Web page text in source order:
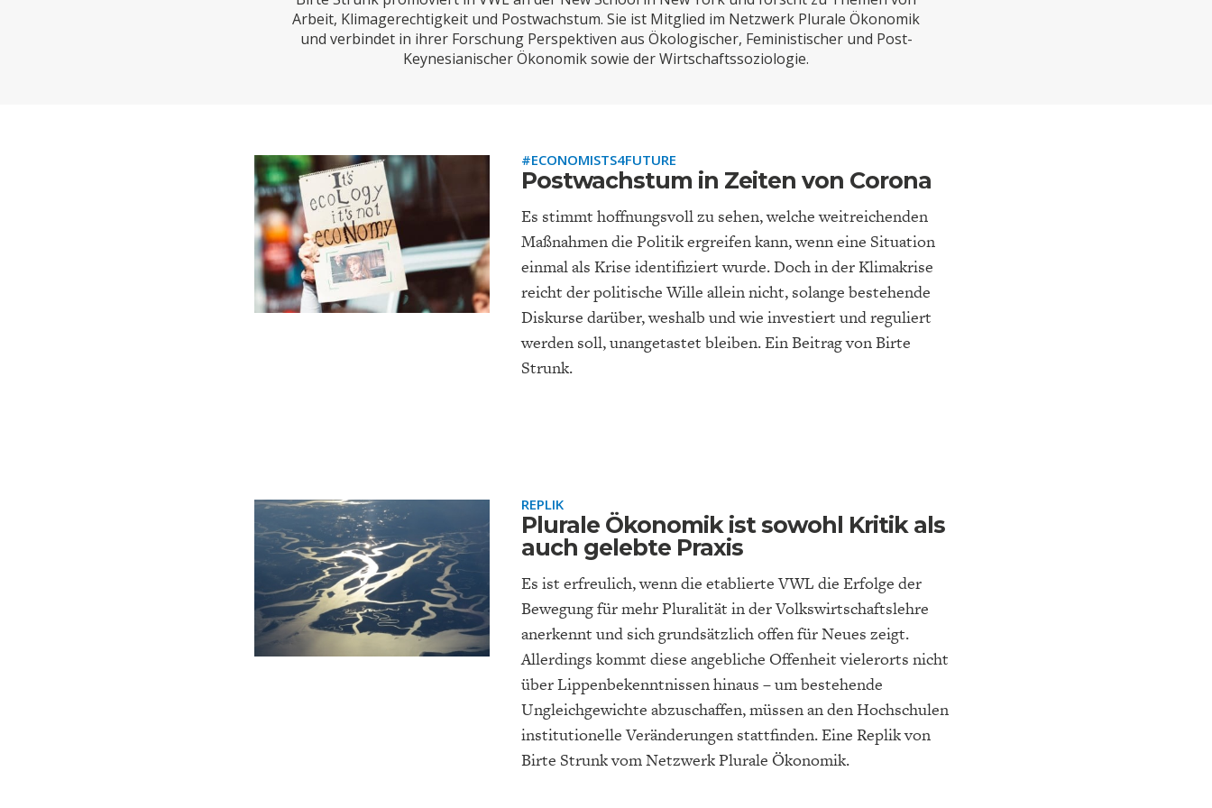
SUCHE
ABO/LOGIN
UNGLEICHHEIT UND
MACHT
FACHKRÄFTEMANGEL
DAS DEUTSCHE
GESUNDHEITSWESEN
DIE NÄCHSTE STUFE DER
GLOBALISIERUNG
GERMANOMICS
DEUTSCHLAND UND DIE
DIGITALISIERUNG
DAS POST-CORONA-
EUROPA FINANZMÄRKTE GELDPOLITIK GESELLSCHAFT
HÖRSAAL MAKROTHEK ÖKONOMENSZENE
Arbeit, Klimagerechtigkeit und Postwachstum. Sie ist Mitglied im Netzwerk Plurale Ökonomik
und verbindet in ihrer Forschung Perspektiven aus Ökologischer, Feministischer und Post-
Keynesianischer Ökonomik sowie der Wirtschaftssoziologie.
#ECONOMISTS4FUTURE
Postwachstum in Zeiten von Corona
Es stimmt hoffnungsvoll zu sehen, welche weitreichenden
Maßnahmen die Politik ergreifen kann, wenn eine Situation
einmal als Krise identifiziert wurde. Doch in der Klimakrise
reicht der politische Wille allein nicht, solange bestehende
Diskurse darüber, weshalb und wie investiert und reguliert
werden soll, unangetastet bleiben. Ein Beitrag von Birte
Strunk.
REPLIK
Plurale Ökonomik ist sowohl Kritik als
auch gelebte Praxis
Es ist erfreulich, wenn die etablierte VWL die Erfolge der
Bewegung für mehr Pluralität in der Volkswirtschaftslehre
anerkennt und sich grundsätzlich offen für Neues zeigt.
Allerdings kommt diese angebliche Offenheit vielerorts nicht
über Lippenbekenntnissen hinaus – um bestehende
Ungleichgewichte abzuschaffen, müssen an den Hochschulen
institutionelle Veränderungen stattfinden. Eine Replik von
Birte Strunk vom Netzwerk Plurale Ökonomik.